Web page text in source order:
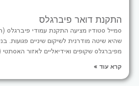
התקנת דואר פיברגלס
סמייל סטודיו מציעה התקנת עמודי פיברגלס
שהיא שיטה מודרנית לשיקום שיניים פגועות.
מפיברגלס שקופים ואידיאליים לאזור האסתטי
קרא עוד »